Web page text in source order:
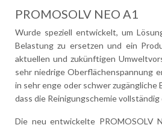
PROMOSOLV NEO A1
Wurde speziell entwickelt, um
Belastung zu ersetzen und ein
aktuellen und zukünftigen
sehr niedrige Oberflächenspannung
in sehr enge oder schwer zugängliche
dass die Reinigungschemie
Die neu entwickelte PROMOSOLV